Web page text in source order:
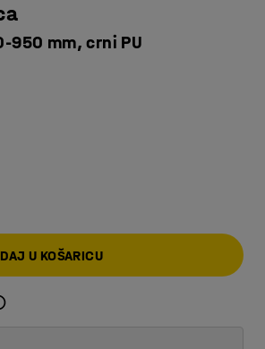
950 mm, crni PU
U KOŠARICU